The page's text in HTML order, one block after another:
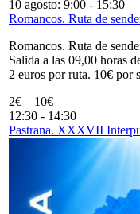
10 agosto: 9:00 - 15:30
Romancos. Ruta de
Romancos. Ruta de
Salida a las 09,00 horas
2 euros por ruta. 10€
2€ – 10€
12:30 - 14:30
Pastrana. XXXVII